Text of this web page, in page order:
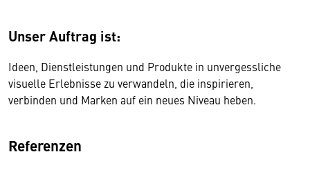
Unser Auftrag ist:
Ideen, Dienstleistungen und Produkte in unvergessliche
visuelle Erlebnisse zu verwandeln, die inspirieren,
verbinden und Marken auf ein neues Niveau heben.
Referenzen